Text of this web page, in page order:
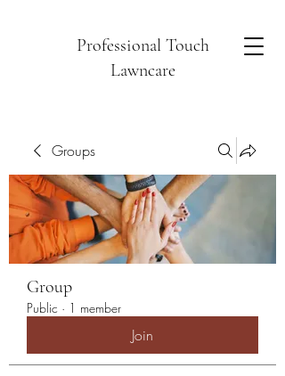
Professional Touch
Lawncare
Groups
Group
Public · 1 member
Join